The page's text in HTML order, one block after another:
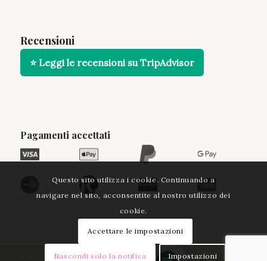
Recensioni
⭐ Leggi le recensioni su TripAdvisor
Pagamenti accettati
Questo sito utilizza i cookie. Continuando a
navigare nel sito, acconsentite al nostro utilizzo dei
cookie.
Accettare le impostazioni
Nascondi solo la notifica Impostazioni